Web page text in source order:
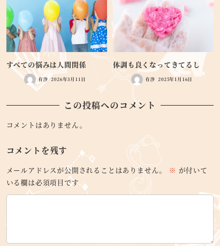
すべての悩みは人間関係
有沙 2026年3月11日
体調も良くなってきてるし
有沙 2025年1月16日
この投稿へのコメント
コメントはありません。
コメントを残す
メールアドレスが公開されることはありません。 ※ が付いて
いる欄は必須項目です